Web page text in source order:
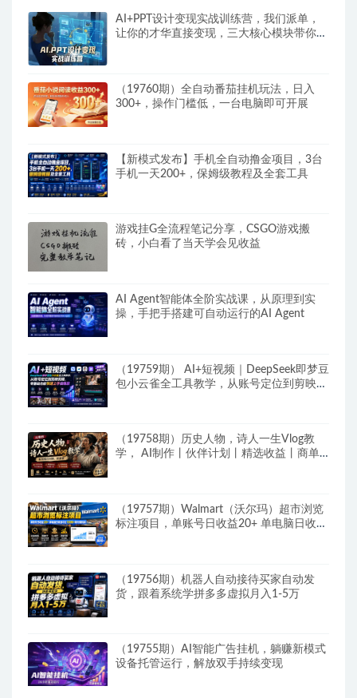
AI+PPT设计变现实战训练营，我们派单，
让你的才华直接变现，三大核心模块带你构
（19760期）全自动番茄挂机玩法，日入
300+，操作门槛低，一台电脑即可开展
【新模式发布】手机全自动撸金项目，3台
手机一天200+，保姆级教程及全套工具
游戏挂G全流程笔记分享，CSGO游戏搬
砖，小白看了当天学会见收益
AI Agent智能体全阶实战课，从原理到实
操，手把手搭建可自动运行的AI Agent
（19759期） AI+短视频｜DeepSeek即梦豆
包小云雀全工具教学，从账号定位到剪映剪
（19758期）历史人物，诗人一生Vlog教
学， AI制作丨伙伴计划丨精选收益丨商单
（19757期）Walmart（沃尔玛）超市浏览
标注项目，单账号日收益20+ 单电脑日收益
（19756期）机器人自动接待买家自动发
货，跟着系统学拼多多虚拟月入1-5万
（19755期）AI智能广告挂机，躺赚新模式
设备托管运行，解放双手持续变现